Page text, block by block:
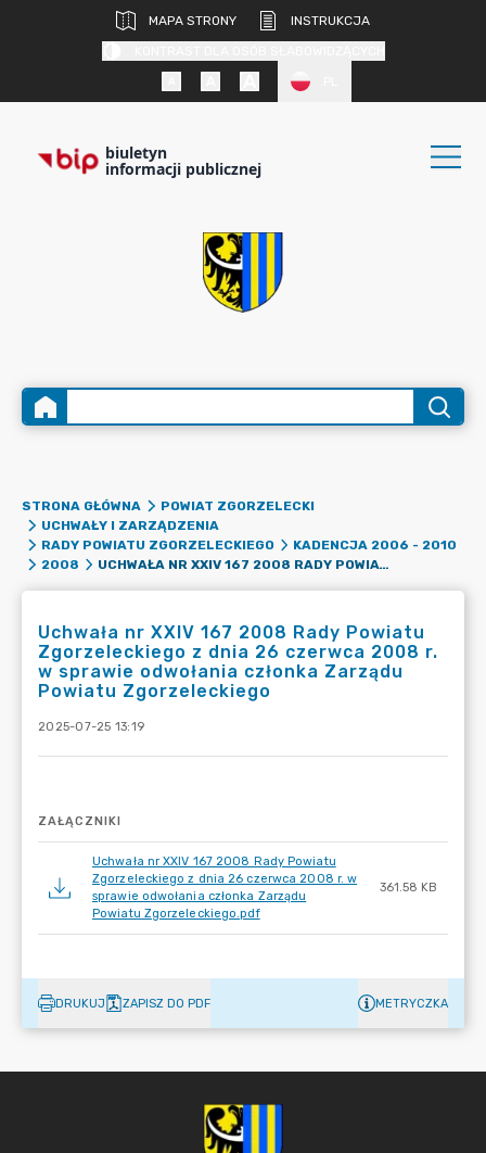
MAPA STRONY
INSTRUKCJA
biuletyn
informacji publicznej
STRONA GŁÓWNA
POWIAT ZGORZELECKI
UCHWAŁY I ZARZĄDZENIA
RADY POWIATU ZGORZELECKIEGO
KADENCJA 2006 - 2010
2008
UCHWAŁA NR XXIV 167 2008 RADY POWIATU ZGORZELECKIEGO Z DNIA 26 CZERWCA 2008 R. W SPRAWIE ODWOŁANIA CZŁONKA ZARZĄDU POWIATU ZGORZELECKIEGO
Uchwała nr XXIV 167 2008 Rady Powiatu
Zgorzeleckiego z dnia 26 czerwca 2008 r.
w sprawie odwołania członka Zarządu
Powiatu Zgorzeleckiego
2025-07-25 13:19
ZAŁĄCZNIKI
Uchwała nr XXIV 167 2008 Rady Powiatu
Zgorzeleckiego z dnia 26 czerwca 2008 r. w
sprawie odwołania członka Zarządu
Powiatu Zgorzeleckiego.pdf
361.58 KB
DRUKUJ ZAPISZ DO PDF METRYCZKA